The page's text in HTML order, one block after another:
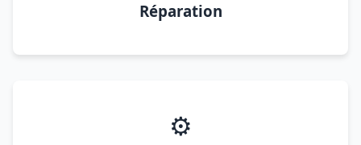
Réparation
⚙️